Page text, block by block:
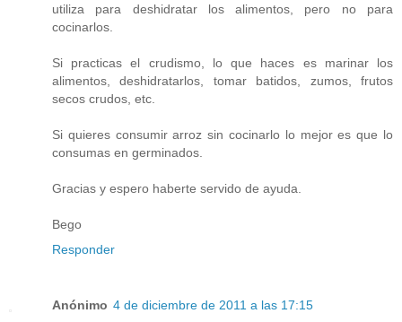
utiliza para deshidratar los alimentos, pero no para
cocinarlos.
Si practicas el crudismo, lo que haces es marinar los
alimentos, deshidratarlos, tomar batidos, zumos, frutos
secos crudos, etc.
Si quieres consumir arroz sin cocinarlo lo mejor es que lo
consumas en germinados.
Gracias y espero haberte servido de ayuda.
Bego
Responder
Anónimo 4 de diciembre de 2011 a las 17:15